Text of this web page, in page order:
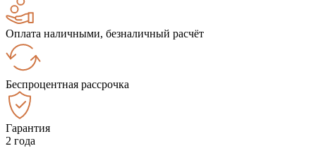
Оплата наличными, безналичный расчёт
Беспроцентная рассрочка
Гарантия
2 года